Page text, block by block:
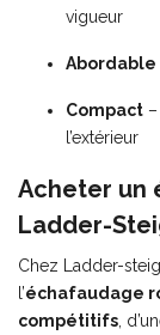
vigueur
Abordable
Compact
l’extérieur
Acheter un
Ladder-
Chez Ladder-
l’échafaudage
compétitifs ,